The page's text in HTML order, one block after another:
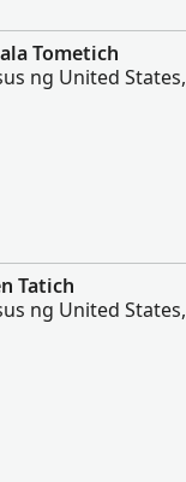
Tometich
ng United
Tatich
ng United